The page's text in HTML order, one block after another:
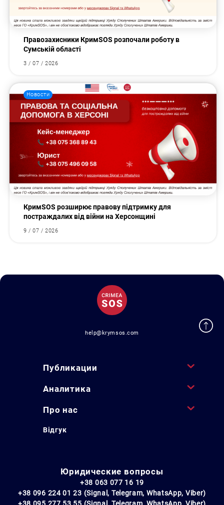
Правозахисники КримSOS розпочали роботу в
Сумській області
3 / 07 / 2026
Новости
КримSOS розширює правову підтримку для
постраждалих від війни на Херсонщині
9 / 07 / 2026
help@krymsos.com
Публикации
Аналитика
Про нас
Відгук
Юридические вопросы
+38 063 077 16 19
+38 096 224 01 23 (Signal, Telegram, WhatsApp, Viber)
+38 095 277 53 55 (Signal, Telegram, WhatsApp, Viber)